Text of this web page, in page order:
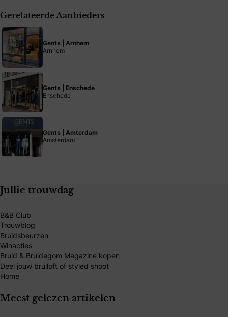
Gerelateerde Aanbieders
Gents | Arnhem
Arnhem
Gents | Enschede
Enschede
Gents | Amterdam
Amsterdam
Jullie trouwdag
B&B Club
Trouwblog
Bruidsbeurzen
Winacties
Bruid & Bruidegom Magazine kopen
Deel jouw bruiloft of styled shoot
Home
Meest gelezen artikelen